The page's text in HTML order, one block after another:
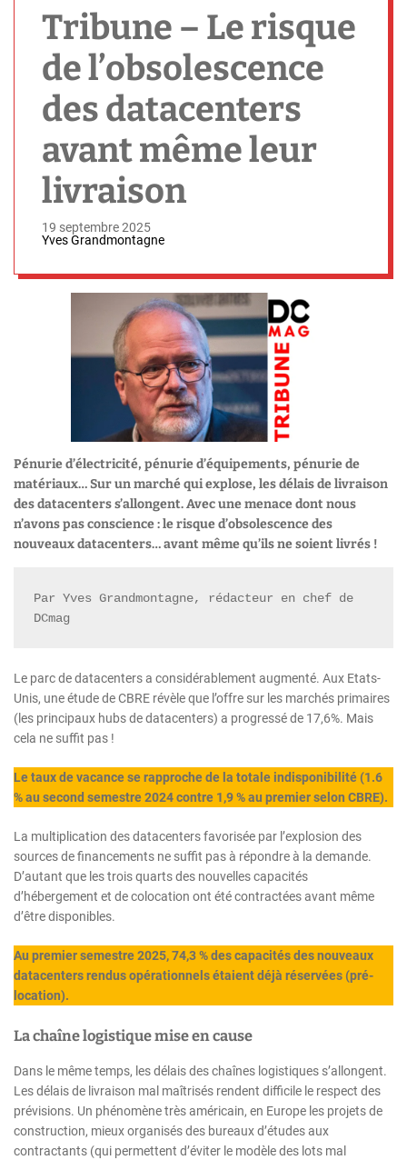
Tribune – Le risque
de l’obsolescence
des datacenters
avant même leur
livraison
19 septembre 2025
Yves Grandmontagne
Pénurie d’électricité, pénurie d’équipements, pénurie de
matériaux… Sur un marché qui explose, les délais de livraison
des datacenters s’allongent. Avec une menace dont nous
n’avons pas conscience : le risque d’obsolescence des
nouveaux datacenters… avant même qu’ils ne soient livrés !
Par Yves Grandmontagne, rédacteur en chef de
DCmag
Le parc de datacenters a considérablement augmenté. Aux Etats-
Unis, une étude de CBRE révèle que l’offre sur les marchés primaires
(les principaux hubs de datacenters) a progressé de 17,6%. Mais
cela ne suffit pas !
Le taux de vacance se rapproche de la totale indisponibilité (1.6
% au second semestre 2024 contre 1,9 % au premier selon CBRE).
La multiplication des datacenters favorisée par l’explosion des
sources de financements ne suffit pas à répondre à la demande.
D’autant que les trois quarts des nouvelles capacités
d’hébergement et de colocation ont été contractées avant même
d’être disponibles.
Au premier semestre 2025, 74,3 % des capacités des nouveaux
datacenters rendus opérationnels étaient déjà réservées (pré-
location).
La chaîne logistique mise en cause
Dans le même temps, les délais des chaînes logistiques s’allongent.
Les délais de livraison mal maîtrisés rendent difficile le respect des
prévisions. Un phénomène très américain, en Europe les projets de
construction, mieux organisés des bureaux d’études aux
contractants (qui permettent d’éviter le modèle des lots mal